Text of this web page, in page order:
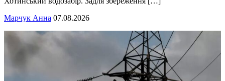
Марчук Анна 07.08.2026